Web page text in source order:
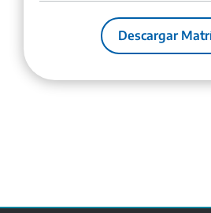
Descargar